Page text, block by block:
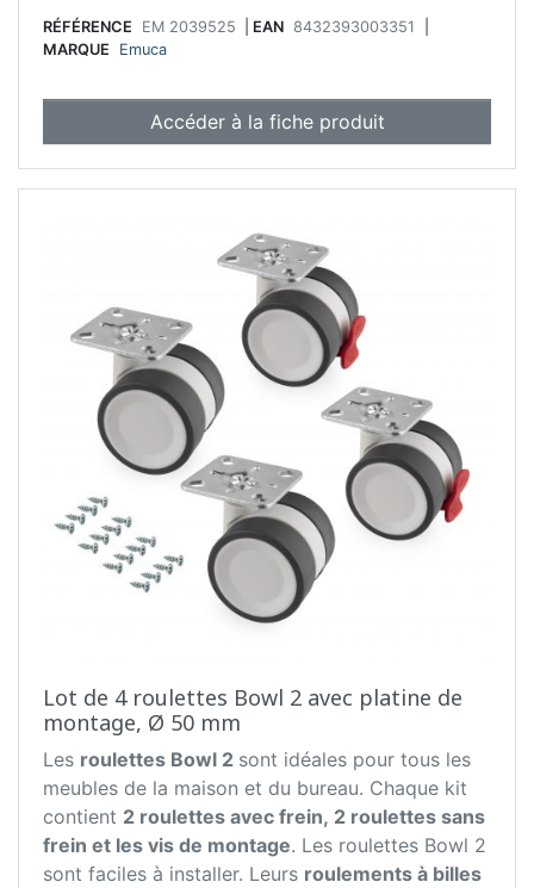
RÉFÉRENCE EM 2039525 EAN 8432393003351
MARQUE
Emuca
Accéder à la fiche produit
Lot de 4 roulettes Bowl 2 avec platine de
montage, Ø 50 mm
Les roulettes Bowl 2 sont idéales pour tous les
meubles de la maison et du bureau. Chaque kit
contient 2 roulettes avec frein, 2 roulettes sans
frein et les vis de montage. Les roulettes Bowl 2
sont faciles à installer. Leurs roulements à billes